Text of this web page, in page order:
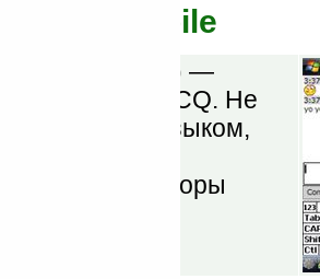
Mobile
(бесплатная) —
клиент ICQ. Не
с русским языком,
общения,
сменные наборы
другое.